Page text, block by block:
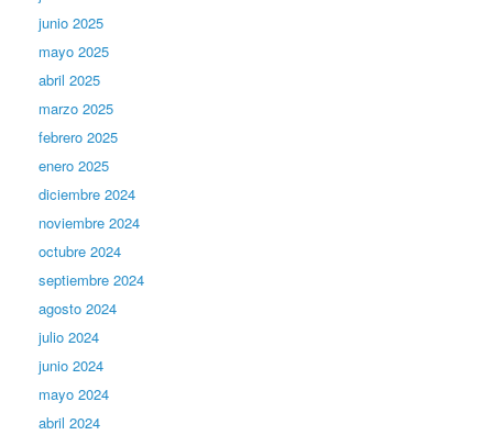
junio 2025
mayo 2025
abril 2025
marzo 2025
febrero 2025
enero 2025
diciembre 2024
noviembre 2024
octubre 2024
septiembre 2024
agosto 2024
julio 2024
junio 2024
mayo 2024
abril 2024